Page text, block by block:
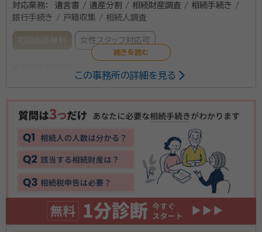
対応業務：
遺言書 / 遺産分割 / 相続財産調査 / 相続手続き /
銀行手続き / 戸籍収集 / 相続人調査
初回面談無料 女性スタッフ対応可
事務所口コミ（抜粋）：
account_circle 満足度 5.0
ご利用時期：2023/10
面談の感想
日曜日に自宅まで来ていただき無料面談をしました。何もかもがわから
ず不安でしたが、とても話し易く、説明もわかりやすかったので依頼する
事に決めました。
契約後の感想
安心できる雰囲気があり、とても質問しやすく答えもわかりやすいです。
手続きの流れも説明してくれた上で、とてもはやく助かっています。
この事務所の詳細を見る